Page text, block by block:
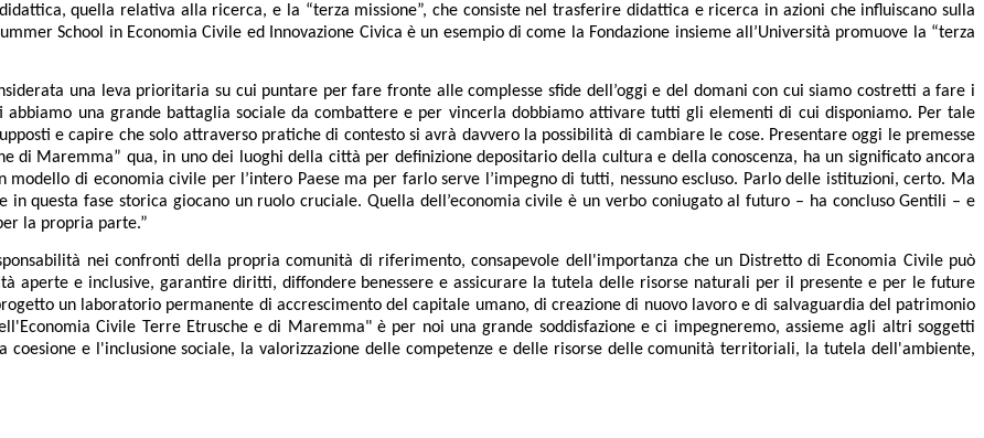
quella relativa alla ricerca, e la “terza missione”, che consiste nel trasferire didattica e ricerca in azioni che influiscano sulla
School in Economia Civile ed Innovazione Civica è un esempio di come la Fondazione insieme all’Università promuove la “terza
una leva prioritaria su cui puntare per fare fronte alle complesse sfide dell’oggi e del domani con cui siamo costretti a fare i
una grande battaglia sociale da combattere e per vincerla dobbiamo attivare tutti gli elementi di cui disponiamo. Per tale
e capire che solo attraverso pratiche di contesto si avrà davvero la possibilità di cambiare le cose. Presentare oggi le premesse
di Maremma” qua, in uno dei luoghi della città per definizione depositario della cultura e della conoscenza, ha un significato ancora
di economia civile per l’intero Paese ma per farlo serve l’impegno di tutti, nessuno escluso. Parlo delle istituzioni, certo. Ma
questa fase storica giocano un ruolo cruciale. Quella dell’economia civile è un verbo coniugato al futuro – ha concluso Gentili – e
la propria parte.”
nei confronti della propria comunità di riferimento, consapevole dell'importanza che un Distretto di Economia Civile può
aperte e inclusive, garantire diritti, diffondere benessere e assicurare la tutela delle risorse naturali per il presente e per le future
un laboratorio permanente di accrescimento del capitale umano, di creazione di nuovo lavoro e di salvaguardia del patrimonio
Civile Terre Etrusche e di Maremma" è per noi una grande soddisfazione e ci impegneremo, assieme agli altri soggetti
e l'inclusione sociale, la valorizzazione delle competenze e delle risorse delle comunità territoriali, la tutela dell'ambiente,